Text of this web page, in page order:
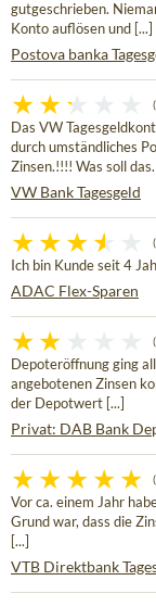
gutgeschrieben.
Konto auflösen und [...]
Postova banka
Das VW
durch umständliches
Zinsen.!!!! Was soll
VW Bank Tagesgeld
Ich bin Kunde seit 4
ADAC Flex-Sparen
Depoteröffnung ging
angebotenen Zinsen
der Depotwert [...]
Privat: DAB Bank
Vor ca. einem Jahr
Grund war, dass die
[...]
VTB Direktbank